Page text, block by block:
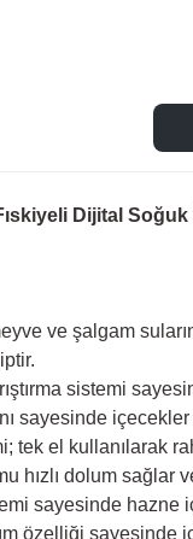
Dijital
ve şalgam
sistemi
sayesinde
tek el kullanılarak
hızlı dolum sağlar
sayesinde
özelliği